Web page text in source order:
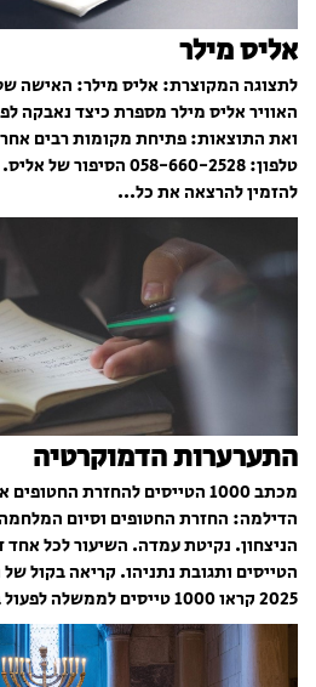
אליס מילר
לתצוגה המקוצרת: אליס מילר: האישה
האוויר אליס מילר מספרת כיצד נאבקה
ואת התוצאות: פתיחת מקומות רבים
טלפון: 058-660-2528
להזמין להרצאה את כל...
התערערות הדמוקרטיה
הדילמה: החזרת החטופים וסיום
הניצחון. נקיטת עמדה. השיעור לכל
הטייסים ותגובת נתניהו. קריאה בקול
2025 קראו 1000 טייסים לממשלה לפעול באופן מיידי...